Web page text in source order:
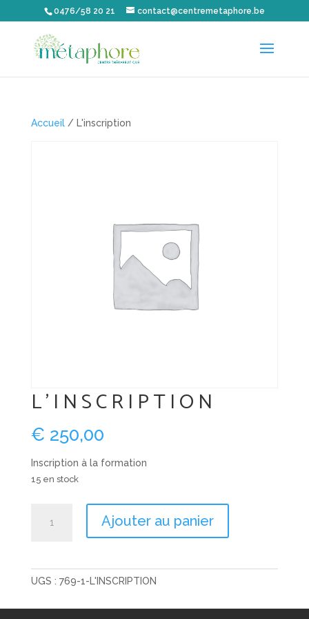
0476/58 20 21 contact@centremetaphore.be
Accueil/ L'inscription
L'INSCRIPTION
€ 250,00
Inscription à la formation
15 en stock
Ajouter au panier
UGS : 769-1-L'INSCRIPTION